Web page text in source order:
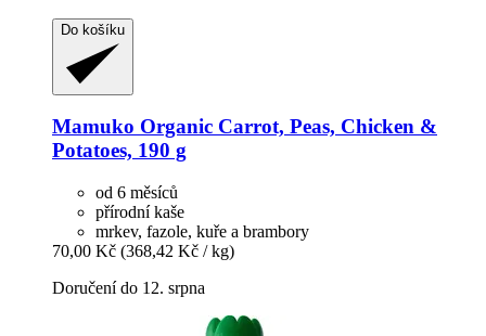
Do košíku
Mamuko Organic Carrot, Peas, Chicken &
Potatoes, 190 g
od 6 měsíců
přírodní kaše
mrkev, fazole, kuře a brambory
70,00 Kč (368,42 Kč / kg)
Doručení do 12. srpna